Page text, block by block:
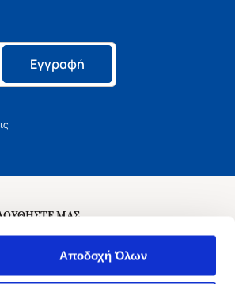
Αποδοχή Όλων
Εγγραφή
ΜΑΣ